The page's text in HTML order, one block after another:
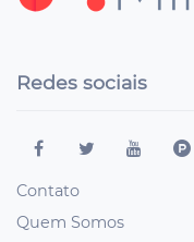
Redes sociais
Contato
Quem Somos